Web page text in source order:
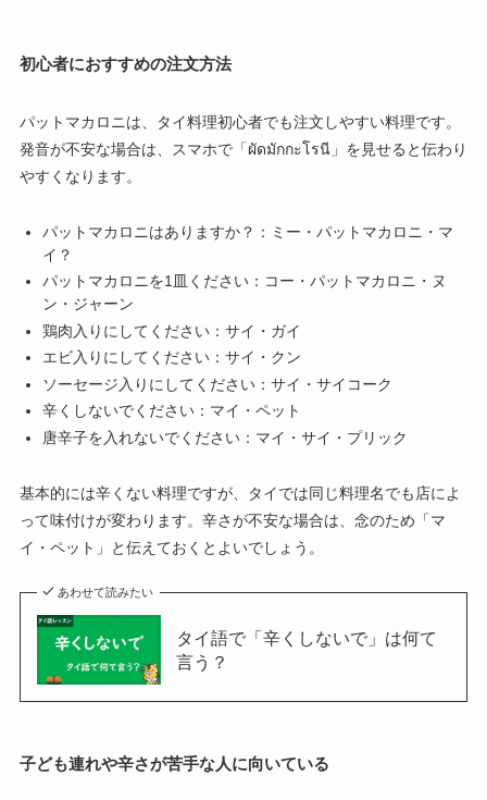
初心者におすすめの注文方法
パットマカロニは、タイ料理初心者でも注文しやすい料理です。
発音が不安な場合は、スマホで「ผัดมักกะโรนี」を見せると伝わり
やすくなります。
パットマカロニはありますか？：ミー・パットマカロニ・マ
イ？
パットマカロニを1皿ください：コー・パットマカロニ・ヌ
ン・ジャーン
鶏肉入りにしてください：サイ・ガイ
エビ入りにしてください：サイ・クン
ソーセージ入りにしてください：サイ・サイコーク
辛くしないでください：マイ・ペット
唐辛子を入れないでください：マイ・サイ・プリック
基本的には辛くない料理ですが、タイでは同じ料理名でも店によ
って味付けが変わります。辛さが不安な場合は、念のため「マ
イ・ペット」と伝えておくとよいでしょう。
あわせて読みたい
タイ語で「辛くしないで」は何て
言う？
子ども連れや辛さが苦手な人に向いている